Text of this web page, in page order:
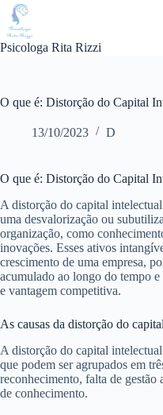
Pular
para
conteúdo
Psicologa Rita Rizzi
O que é: Distorção do Capital
13/10/2023 D
O que é: Distorção do Capital
A distorção do capital
uma desvalorização ou
organização, como
inovações. Esses ativos
crescimento de uma empresa,
acumulado ao longo do tempo
e vantagem competitiva.
As causas da distorção do
A distorção do capital
que podem ser agrupados em
reconhecimento, falta de gestão
de conhecimento.